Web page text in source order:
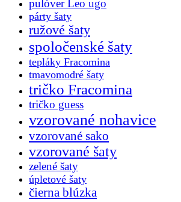
pulóver Leo ugo
párty šaty
ružové šaty
spoločenské šaty
tepláky Fracomina
tmavomodré šaty
tričko Fracomina
tričko guess
vzorované nohavice
vzorované sako
vzorované šaty
zelené šaty
úpletové šaty
čierna blúzka